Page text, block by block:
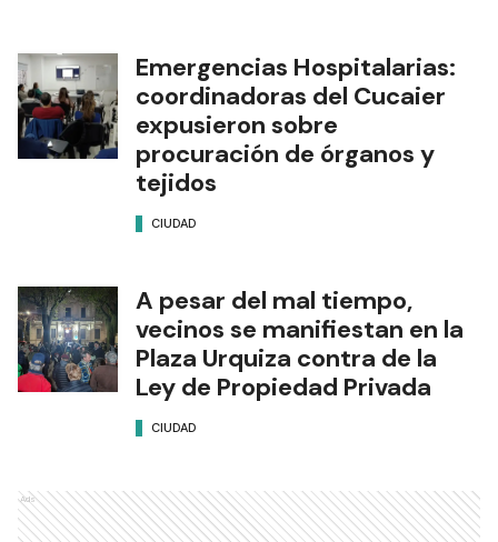
Emergencias Hospitalarias:
coordinadoras del Cucaier
expusieron sobre
procuración de órganos y
tejidos
CIUDAD
A pesar del mal tiempo,
vecinos se manifiestan en la
Plaza Urquiza contra de la
Ley de Propiedad Privada
CIUDAD
Ads